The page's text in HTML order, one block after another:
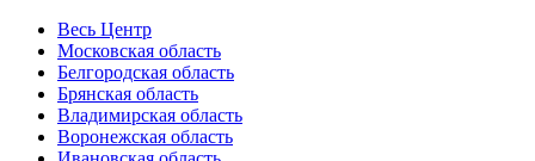
Весь Центр
Московская область
Белгородская область
Брянская область
Владимирская область
Воронежская область